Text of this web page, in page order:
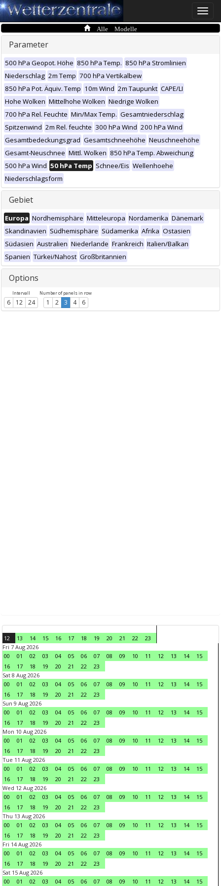
Toggle
Alle Modelle
Parameter
500 hPa Geopot. Höhe 850 hPa Temp. 850 hPa Stromlinien
Niederschlag 2m Temp 700 hPa Vertikalbew
850 hPa Pot. Äquiv. Temp 10m Wind 2m Taupunkt CAPE/LI
Hohe Wolken Mittelhohe Wolken Niedrige Wolken
700 hPa Rel. Feuchte Min/Max Temp. Gesamtniederschlag
Spitzenwind 2m Rel. feuchte 300 hPa Wind 200 hPa Wind
Gesamtbedeckungsgrad Gesamtschneehöhe Neuschneehöhe
Gesamt-Neuschnee Mittl. Wolken 850 hPa Temp. Abweichung
500 hPa Wind 50 hPa Temp Schnee/Eis Wellenhoehe
Niederschlagsform
Gebiet
Europa Nordhemisphäre Mitteleuropa Nordamerika Dänemark
Skandinavien Südhemisphäre Südamerika Afrika Ostasien
Südasien Australien Niederlande Frankreich Italien/Balkan
Spanien Türkei/Nahost Großbritannien
Options
Intervall
6 12 24
Number of panels in row
1 2 3 4 6
12 13 14 15 16 17 18 19 20 21 22
23
Fri 7 Aug 2026
00
01 02 03 04 05 06 07 08 09 10 11 12 13 14
15
16
17 18 19 20 21 22
23
Sat 8 Aug 2026
00
01 02 03 04 05 06 07 08 09 10 11 12 13 14
15
16
17 18 19 20 21 22
23
Sun 9 Aug 2026
00
01 02 03 04 05 06 07 08 09 10 11 12 13 14
15
16
17 18 19 20 21 22
23
Mon 10 Aug 2026
00
01 02 03 04 05 06 07 08 09 10 11 12 13 14
15
16
17 18 19 20 21 22
23
Tue 11 Aug 2026
00
01 02 03 04 05 06 07 08 09 10 11 12 13 14
15
16
17 18 19 20 21 22
23
Wed 12 Aug 2026
00
01 02 03 04 05 06 07 08 09 10 11 12 13 14
15
16
17 18 19 20 21 22
23
Thu 13 Aug 2026
00
01 02 03 04 05 06 07 08 09 10 11 12 13 14
15
16
17 18 19 20 21 22
23
Fri 14 Aug 2026
00
01 02 03 04 05 06 07 08 09 10 11 12 13 14
15
16
17 18 19 20 21 22
23
Sat 15 Aug 2026
00
01 02 03 04 05 06 07 08 09 10 11 12 13 14 15